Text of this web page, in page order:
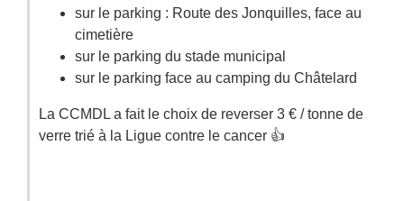
sur le parking : Route des Jonquilles, face au
cimetière
sur le parking du stade municipal
sur le parking face au camping du Châtelard
La CCMDL a fait le choix de reverser 3 € / tonne de
verre trié à la Ligue contre le cancer 👍